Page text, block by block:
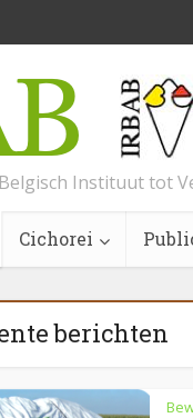
Instituut tot
Cichorei
berichten